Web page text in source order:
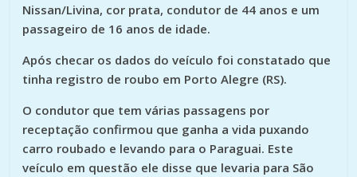
Nissan/Livina, cor prata, condutor de 44 anos e um
passageiro de 16 anos de idade.
Após checar os dados do veículo foi constatado que
tinha registro de roubo em Porto Alegre (RS).
O condutor que tem várias passagens por
receptação confirmou que ganha a vida puxando
carro roubado e levando para o Paraguai. Este
veículo em questão ele disse que levaria para São